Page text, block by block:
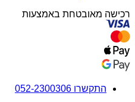
רכישה מאובטחת באמצעות
התקשרו 052-2300306